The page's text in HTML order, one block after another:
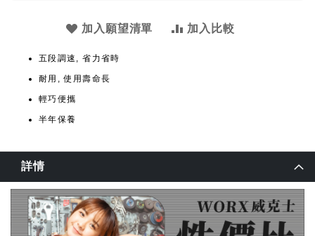
加入願望清單 加入比較
五段調速, 省力省時
耐用, 使用壽命長
輕巧便攜
半年保養
詳情